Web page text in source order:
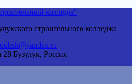
колледж"
строительного колледжа
28 Бузулук, Россия